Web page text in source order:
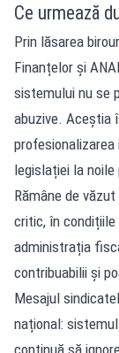
Ce urmează
Prin lăsarea
Finanțelor și
sistemului nu se
abuzive. Aceștia
legislației la noile
Rămâne de
critic, în
administrația
contribuabilii și
Mesajul
național:
continuă să